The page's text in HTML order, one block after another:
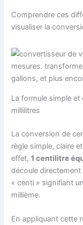
Comprendre ces
visualiser la
La formule simple
millilitres
La conversion de
règle simple, claire
effet,1 centilitre
découle
« centi » signifiant
millième.
En appliquant cette